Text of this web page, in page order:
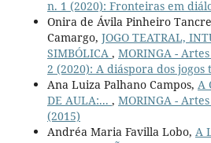
n. 1 (2020): Fronteiras em
Onira de Ávila Pinheiro
Camargo, JOGO TEATRAL,
SIMBÓLICA , MORINGA -
2 (2020): A diáspora dos
Ana Luiza Palhano Campos, A
DE AULA:... , MORINGA -
(2015)
Andréa Maria Favilla Lobo, A